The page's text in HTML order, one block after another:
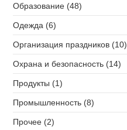
Образование (48)
Одежда (6)
Организация праздников (10)
Охрана и безопасность (14)
Продукты (1)
Промышленность (8)
Прочее (2)